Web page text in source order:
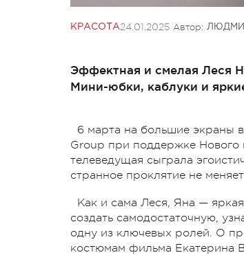
КРАСОТА24.01.2025 Автор:
Эффектная и смелая Леся
Мини-юбки, каблуки и
6 марта на большие экраны
Group при поддержке Нового
телеведущая сыграла
странное проклятие не
Как и сама Леся, Яна —
создать самодостаточную,
одну из ключевых ролей. О
костюмам фильма Екатерина